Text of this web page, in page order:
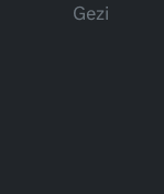
Gezi